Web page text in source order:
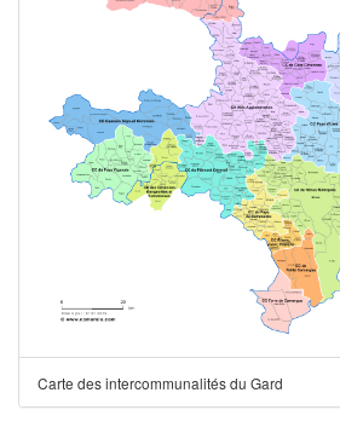
Carte des intercommunalités du Gard